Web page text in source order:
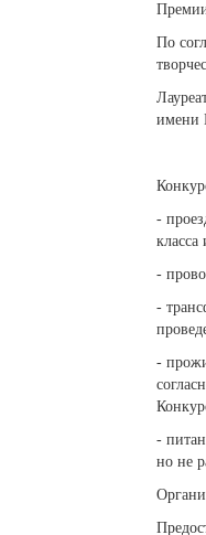
По
имени
-
-
-
-
-
но не